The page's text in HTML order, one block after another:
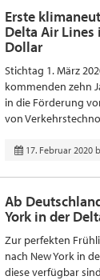
Erste
Delta Air
Dollar
Stichtag 1. März
kommenden zehn
in die Förderung
von
17. Februar 2020
Ab
York in der
Zur perfekten
nach New York in
diese verfügbar